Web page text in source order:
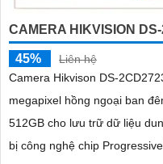
CAMERA HIKVISION
45%
Liên hệ
Camera Hikvison DS-
megapixel hồng ngoại ban
512GB cho lưu trữ dữ liệu
bị công nghệ chip